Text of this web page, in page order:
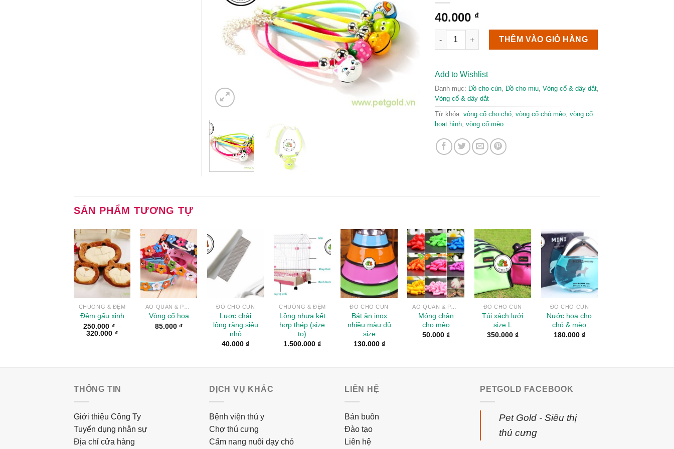
40.000 ₫
Vòng cổ hoạt hình kèm chuông số lượng
THÊM VÀO GIỎ HÀNG
Add to Wishlist
Danh mục: Đồ cho cún Đồ cho miu Vòng cổ & dây dắt
Vòng cổ & dây dắt
Từ khóa: vòng cổ cho chó vòng cổ chó mèo vòng cổ
hoạt hình vòng cổ mèo
SẢN PHẨM TƯƠNG TỰ
Add to
Wishlist
CHUỒNG & ĐỆM
Đệm gấu xinh
250.000₫ –
320.000₫
Add to
Wishlist
Vòng cổ hoa
85.000₫
Add to
Wishlist
ĐỒ CHO CÚN
Lược chải
lông răng siêu
nhỏ
40.000₫
CHUỒNG & ĐỆM
Lồng nhựa kết
hợp thép (size
to)
1.500.000₫
Add to
Wishlist
ĐỒ CHO CÚN
Bát ăn inox
nhiều màu đủ
size
130.000 ₫
Add to
Wishlist
Móng chân
cho mèo
50.000 ₫
Add to
Wishlist
ĐỒ CHO CÚN
Túi xách lưới
size L
350.000 ₫
Add to
Wishlist
ĐỒ CHO CÚN
Nước hoa cho
chó & mèo
180.000 ₫
THÔNG TIN
Giới thiệu Công Ty
Tuyển dụng nhân sự
Địa chỉ cửa hàng
DỊCH VỤ KHÁC
Bệnh viện thú y
Chợ thú cưng
Cẩm nang nuôi dạy chó
LIÊN HỆ
Bán buôn
Đào tạo
Liên hệ
PETGOLD FACEBOOK
Pet Gold - Siêu thị
thú cưng